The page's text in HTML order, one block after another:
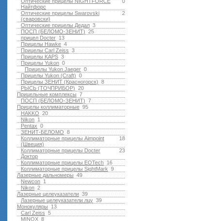
Найтфорс
2
Оптические прицелы Swarovski
(сваровски)
3
Оптические прицелы Дедал
25
ПОСП (БЕЛОМО-ЗЕНИТ)
13
прицел Docter
4
Прицелы Hawke
3
Прицелы Carl Zeiss
3
Прицелы KAPS
0
Прицелы Yukon
0
Прицелы Yukon Jaeger
0
Прицелы Yukon (Craft)
8
Прицелы ЗЕНИТ (Красногорск)
20
РЫСЬ (ТОЧПРИБОР)
7
Прицельные комплексы
7
ПОСП (БЕЛОМО-ЗЕНИТ)
95
Прицелы коллиматорные
20
HAKKO
1
Nikon
0
Pentax
8
ЗЕНИТ-БЕЛОМО
18
Коллиматорные прицелы Aimpoint
(Швеция)
23
Коллиматорные прицелы Docter
Доктор
16
Коллиматорные прицелы EOTech
9
Коллиматорные прицелы SightMark
49
Лазерные дальномеры
1
Newcon
2
Nikon
39
Лазерные целеуказатели
39
Лазерные целеуказатели лцу
13
Монокуляры
5
Carl Zeiss
8
MINOX